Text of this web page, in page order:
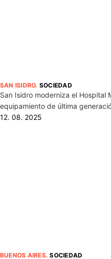
SAN ISIDRO. SOCIEDAD
San Isidro moderniza el Hospital
equipamiento de última
12. 08. 2025
BUENOS AIRES.SOCIEDAD